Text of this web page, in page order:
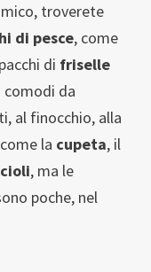
troverete
di pesce, come
di friselle
comodi da
al finocchio, alla
la cupeta, il
, ma le
poche, nel